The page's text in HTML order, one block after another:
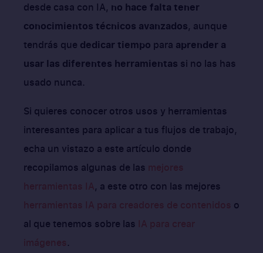
desde casa con IA, no hace falta tener
conocimientos técnicos avanzados, aunque
tendrás que dedicar tiempo para aprender a
usar las diferentes herramientas si no las has
usado nunca.
Si quieres conocer otros usos y herramientas
interesantes para aplicar a tus flujos de trabajo,
echa un vistazo a este artículo donde
recopilamos algunas de las mejores
herramientas IA, a este otro con las mejores
herramientas IA para creadores de contenidos o
al que tenemos sobre las IA para crear
imágenes.